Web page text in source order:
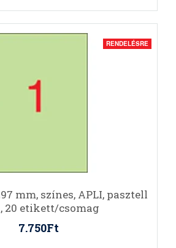
RENDELÉSRE
mm, színes, APLI, pasztell
20 etikett/csomag
7.750Ft